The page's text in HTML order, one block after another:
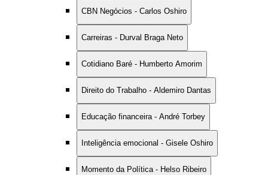
CBN Negócios - Carlos Oshiro
Carreiras - Durval Braga Neto
Cotidiano Baré - Humberto Amorim
Direito do Trabalho - Aldemiro Dantas
Educação financeira - André Torbey
Inteligência emocional - Gisele Oshiro
Momento da Política - Helso Ribeiro